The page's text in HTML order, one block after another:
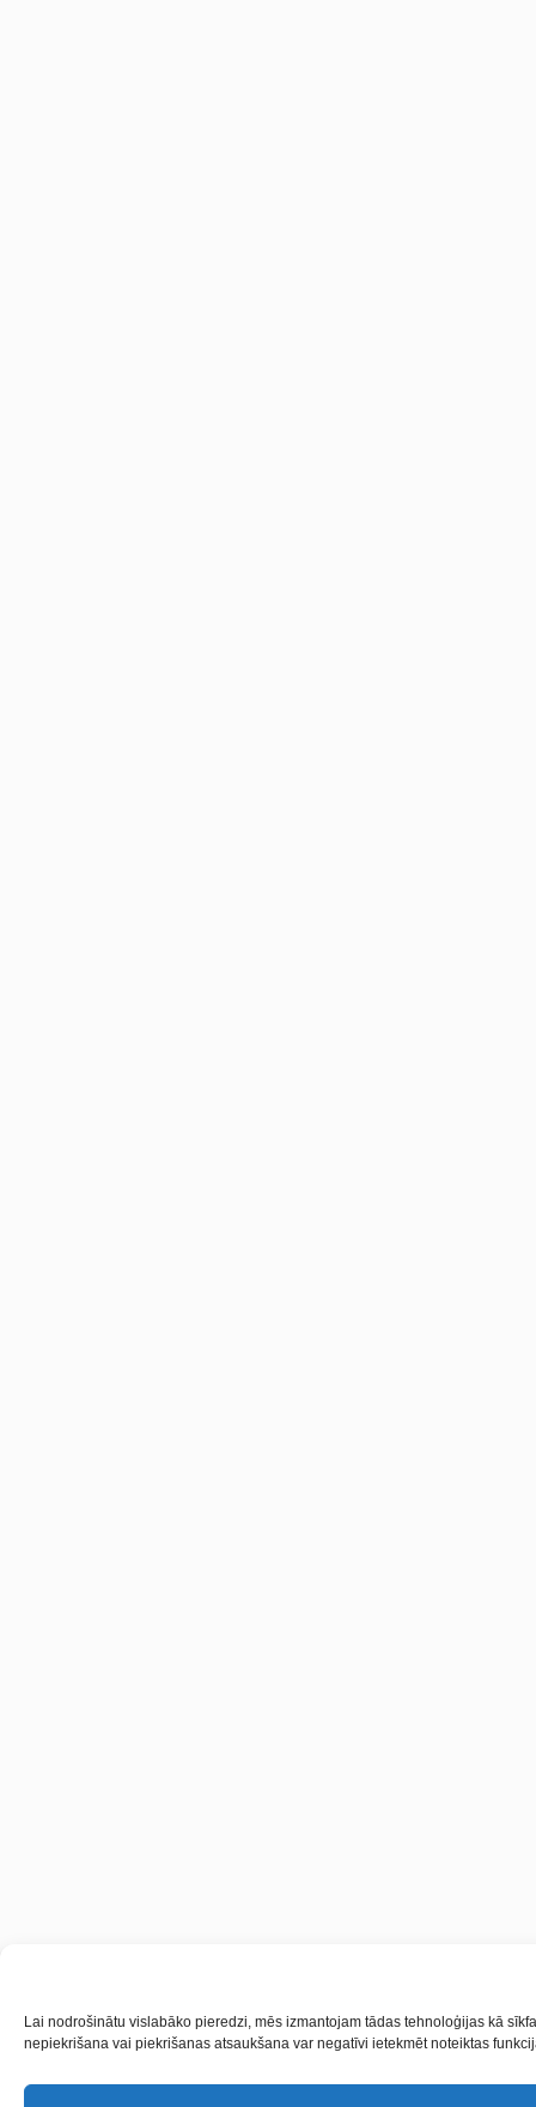
Lai nodrošinātu vislabāko pieredzi, mēs izmantojam tādas tehnoloģijas kā
nepiekrišana vai piekrišanas atsaukšana var negatīvi ietekmēt noteiktas